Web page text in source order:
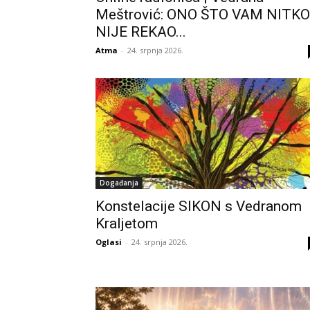
Meštrović: ONO ŠTO VAM NITKO
NIJE REKAO...
Atma - 24. srpnja 2026.
Događanja
Konstelacije SIKON s Vedranom
Kraljetom
Oglasi - 24. srpnja 2026.